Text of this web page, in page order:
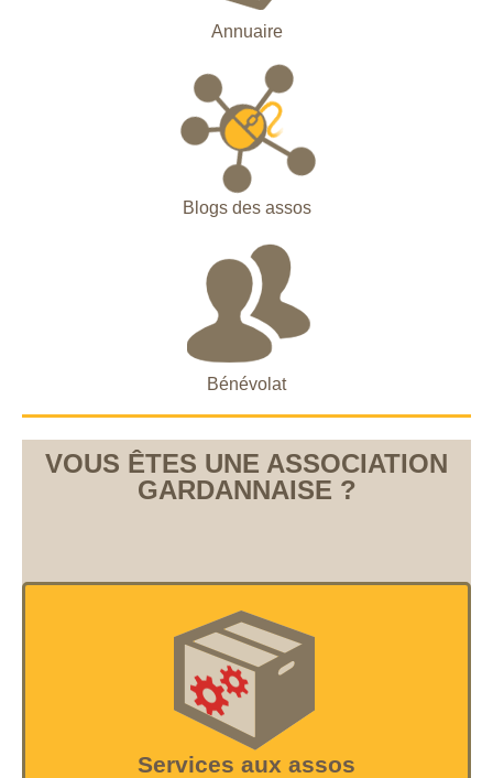
Annuaire
Blogs des assos
Bénévolat
VOUS ÊTES UNE ASSOCIATION
GARDANNAISE ?
Services aux assos